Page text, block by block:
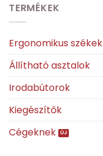
TERMÉKEK
Ergonomikus székek
Állítható asztalok
Irodabútorok
Kiegészítők
Cégeknek